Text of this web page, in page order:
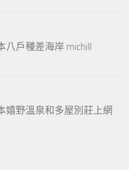
八戶種差海岸 michill
嬉野溫泉和多屋別莊上網